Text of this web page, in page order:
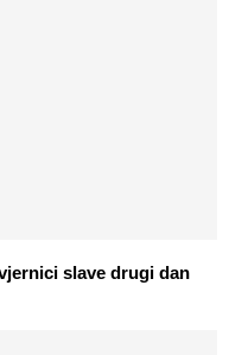
slave drugi dan